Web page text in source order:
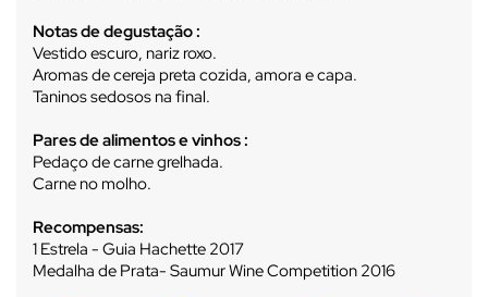
Notas de degustação :
Vestido escuro, nariz roxo.
Aromas de cereja preta cozida, amora e capa.
Taninos sedosos na final.
Pares de alimentos e vinhos :
Pedaço de carne grelhada.
Carne no molho.
Recompensas:
1 Estrela - Guia Hachette 2017
Medalha de Prata- Saumur Wine Competition 2016